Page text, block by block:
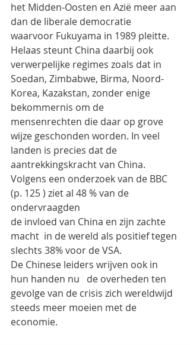
het Midden-Oosten en Azië meer aan
dan de liberale democratie
waarvoor Fukuyama in 1989 pleitte.
Helaas steunt China daarbij ook
verwerpelijke regimes zoals dat in
Soedan, Zimbabwe, Birma, Noord-
Korea, Kazakstan, zonder enige
bekommernis om de
mensenrechten die daar op grove
wijze geschonden worden. In veel
landen is precies dat de
aantrekkingskracht van China.
Volgens een onderzoek van de BBC
(p. 125 ) ziet al 48 % van de
ondervraagden
de invloed van China en zijn zachte
macht  in de wereld als positief tegen
slechts 38% voor de VSA.
De Chinese leiders wrijven ook in
hun handen nu   de overheden ten
gevolge van de crisis zich wereldwijd
steeds meer moeien met de
economie.